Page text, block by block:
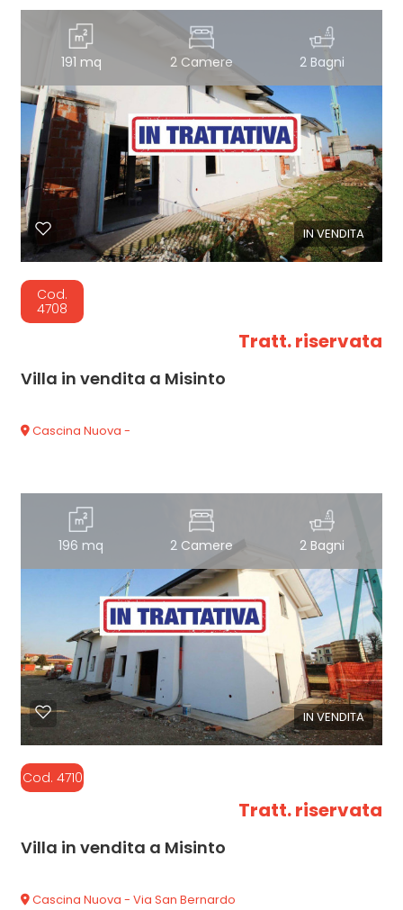
191 mq 2 Camere 2 Bagni
IN VENDITA
Cod.
4708
Tratt. riservata
Villa in vendita a Misinto
Cascina Nuova -
196 mq 2 Camere 2 Bagni
IN VENDITA
Cod. 4710
Tratt. riservata
Villa in vendita a Misinto
Cascina Nuova - Via San Bernardo